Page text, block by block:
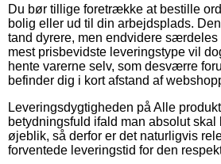
Du bør tillige foretrække at bestille
bolig eller ud til din arbejdsplads.
tand dyrere, men endvidere
mest prisbevidste leveringstype vil
hente varerne selv, som desværre
befinder dig i kort afstand af
Leveringsdygtigheden på Alle
betydningsfuld ifald man absolut skal
øjeblik, så derfor er det naturligvis
forventede leveringstid for den